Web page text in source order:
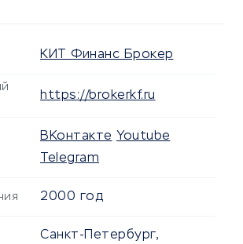
КИТ Финанс Брокер
https://brokerkf.ru
ВКонтакте Youtube
Telegram
2000 год
Санкт-Петербург,